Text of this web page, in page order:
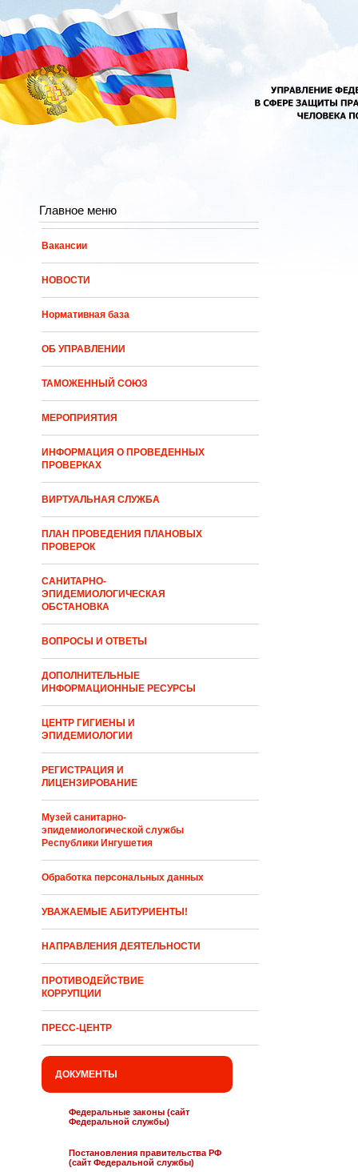
Перейти к основному содержанию
Главное меню
Вакансии
НОВОСТИ
Нормативная база
ОБ УПРАВЛЕНИИ
ТАМОЖЕННЫЙ СОЮЗ
МЕРОПРИЯТИЯ
ИНФОРМАЦИЯ О ПРОВЕДЕННЫХ
ПРОВЕРКАХ
ВИРТУАЛЬНАЯ СЛУЖБА
ПЛАН ПРОВЕДЕНИЯ ПЛАНОВЫХ
ПРОВЕРОК
САНИТАРНО-
ЭПИДЕМИОЛОГИЧЕСКАЯ
ОБСТАНОВКА
ВОПРОСЫ И ОТВЕТЫ
ДОПОЛНИТЕЛЬНЫЕ
ИНФОРМАЦИОННЫЕ РЕСУРСЫ
ЦЕНТР ГИГИЕНЫ И
ЭПИДЕМИОЛОГИИ
РЕГИСТРАЦИЯ И
ЛИЦЕНЗИРОВАНИЕ
Музей санитарно-
эпидемиологической службы
Республики Ингушетия
Обработка персональных данных
УВАЖАЕМЫЕ АБИТУРИЕНТЫ!
НАПРАВЛЕНИЯ ДЕЯТЕЛЬНОСТИ
ПРОТИВОДЕЙСТВИЕ
КОРРУПЦИИ
ПРЕСС-ЦЕНТР
ДОКУМЕНТЫ
Федеральные законы (сайт
Федеральной службы)
Постановления правительства РФ
(сайт Федеральной службы)